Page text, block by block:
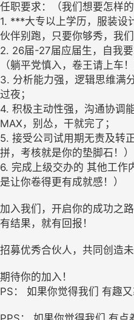
任职要求：（我们想要怎样的
1. ***大专以上学历，服装设
伙伴别跑，只要你够秀，我们
2. 26届-27届应届生，自我
（躺平党慎入，卷王请上车！
3. 分析能力强，逻辑思维满
过夜；
4. 积极主动性强，沟通协调
MAX，别怂，干就完了；
5. 接受公司试用期无责及转
拼，考核就是你的垫脚石！）
6. 完成上级交办的 其他工作
是让你卷得更有成就感！）
加入我们，开启你的成功之路
有结果，就有回报！
招募优秀合伙人，共同创造未
期待你的加入！
PS： 如果你觉得我们 有趣